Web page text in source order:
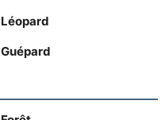
Léopard
Guépard